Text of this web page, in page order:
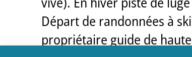
Départ de randonnées à
propriétaire guide de